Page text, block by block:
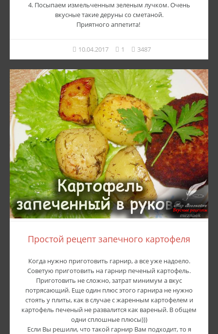
4. Посыпаем измельченным зеленым лучком. Очень
вкусные такие деруны со сметаной.
Приятного аппетита!
10.04.2017 1 3487
Простой рецепт запечного картофеля
Когда нужно приготовить гарнир, а все уже надоело.
Советую приготовить на гарнир печеный картофель.
Приготовить не сложно, затрат минимум а вкус
потрясающий. Еще один плюс этого гарнира не нужно
стоять у плиты, как в случае с жаренным картофелем и
картофель печеный не развалится как вареный. В общем
одни сплошные плюсы)))
Если Вы решили, что такой гарнир Вам подходит, то я